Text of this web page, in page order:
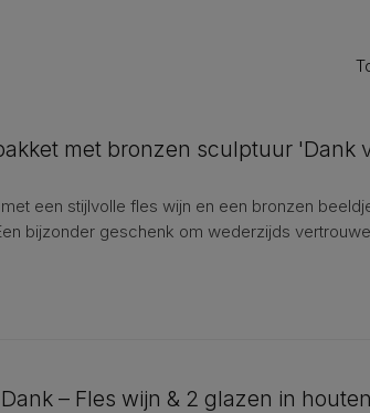
met bronzen sculptuur 'Dank
een stijlvolle fles wijn en een bronzen
bijzonder geschenk om wederzijds
– Fles wijn & 2 glazen in